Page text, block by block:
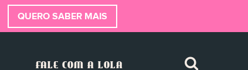
QUERO SABER MAIS
FALE COM A LOLA